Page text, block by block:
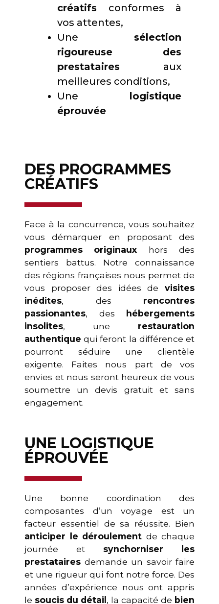
créatifs conformes à
vos attentes,
Une sélection
rigoureuse des
prestataires aux
meilleures conditions,
Une logistique
éprouvée
DES PROGRAMMES
CRÉATIFS
Face à la concurrence, vous souhaitez
vous démarquer en proposant des
programmes originaux hors des
sentiers battus. Notre connaissance
des régions françaises nous permet de
vous proposer des idées de visites
inédites, des rencontres
passionantes, des
hébergements
insolites, une restauration
authentique qui feront la différence et
pourront séduire une clientèle
exigente. Faites nous part de vos
envies et nous seront heureux de vous
soumettre un devis gratuit et sans
engagement.
UNE LOGISTIQUE
ÉPROUVÉE
Une bonne coordination des
composantes d’un voyage est un
facteur essentiel de sa réussite. Bien
anticiper le déroulement de chaque
journée et synchorniser les
prestataires demande un savoir faire
et une rigueur qui font notre force. Des
années d’expérience nous ont appris
le soucis du détail, la capacité de bien